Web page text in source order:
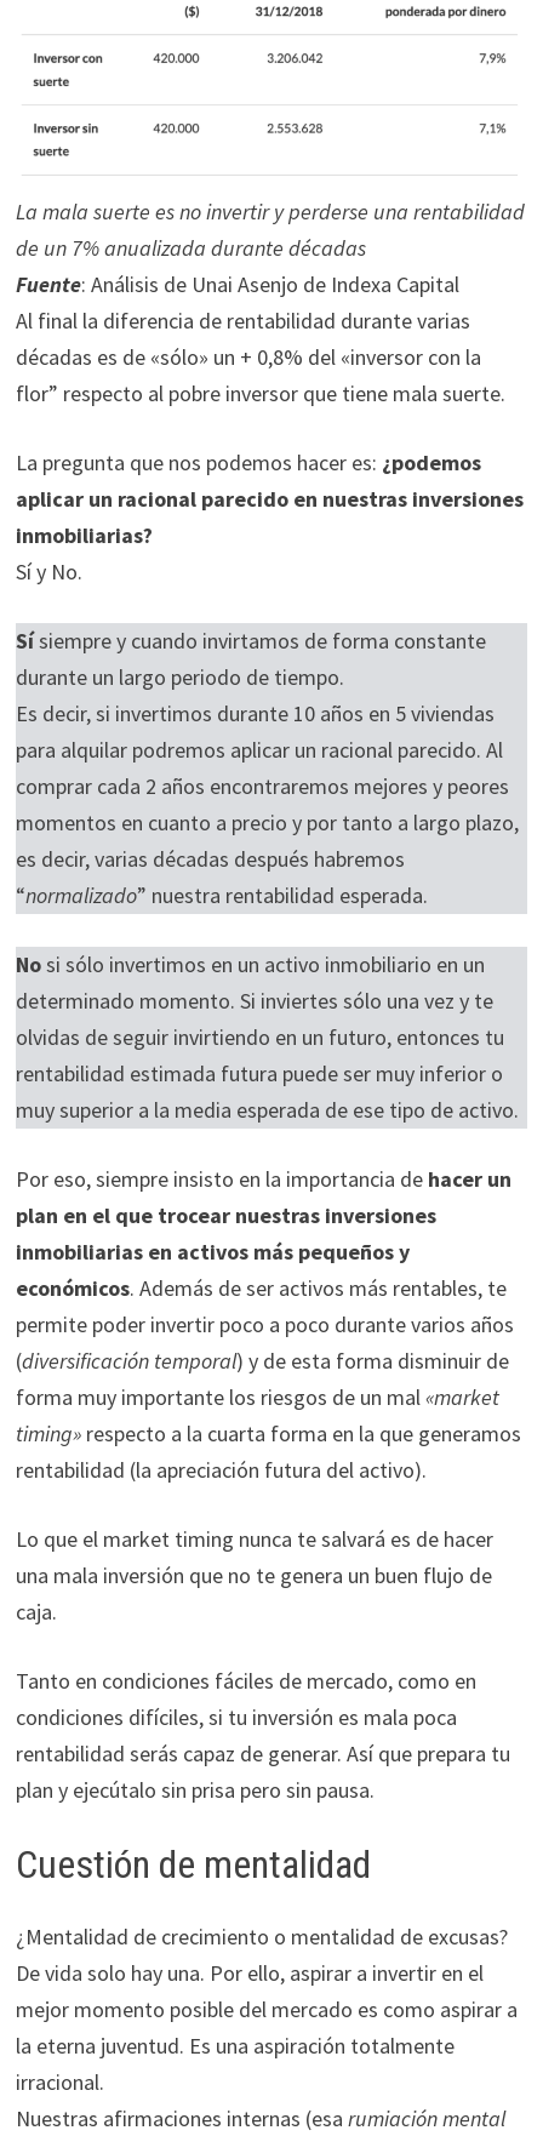
La mala suerte es no invertir y perderse una rentabilidad
de un 7% anualizada durante décadas
Fuente: Análisis de Unai Asenjo de Indexa Capital
Al final la diferencia de rentabilidad durante varias
décadas es de «sólo» un + 0,8% del «inversor con la
flor” respecto al pobre inversor que tiene mala suerte.
La pregunta que nos podemos hacer es: ¿podemos
aplicar un racional parecido en nuestras inversiones
inmobiliarias?
Sí y No.
Sísiempre y cuando invirtamos de forma constante
durante un largo periodo de tiempo.
Es decir, si invertimos durante 10 años en 5 viviendas
para alquilar podremos aplicar un racional parecido. Al
comprar cada 2 años encontraremos mejores y peores
momentos en cuanto a precio y por tanto a largo plazo,
es decir, varias décadas después habremos
“normalizado” nuestra rentabilidad esperada.
Nosi sólo invertimos en un activo inmobiliario en un
determinado momento. Si inviertes sólo una vez y te
olvidas de seguir invirtiendo en un futuro, entonces tu
rentabilidad estimada futura puede ser muy inferior o
muy superior a la media esperada de ese tipo de activo.
Por eso, siempre insisto en la importancia de hacer un
plan en el que trocear nuestras inversiones
inmobiliarias en activos más pequeños y
económicos. Además de ser activos más rentables, te
permite poder invertir poco a poco durante varios años
(diversificación temporal) y de esta forma disminuir de
forma muy importante los riesgos de un mal «market
timing» respecto a la cuarta forma en la que generamos
rentabilidad (la apreciación futura del activo).
Lo que el market timing nunca te salvará es de hacer
una mala inversión que no te genera un buen flujo de
caja.
Tanto en condiciones fáciles de mercado, como en
condiciones difíciles, si tu inversión es mala poca
rentabilidad serás capaz de generar. Así que prepara tu
plan y ejecútalo sin prisa pero sin pausa.
Cuestión de mentalidad
¿Mentalidad de crecimiento o mentalidad de excusas?
De vida solo hay una. Por ello, aspirar a invertir en el
mejor momento posible del mercado es como aspirar a
la eterna juventud. Es una aspiración totalmente
irracional.
Nuestras afirmaciones internas (esa rumiaciónmental